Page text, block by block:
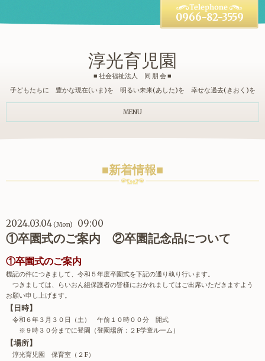
淳光育児園
■ 社会福祉法人 同 朋 会 ■
子どもたちに 豊かな現在(いま)を 明るい未来(あした)を 幸せな過去(きおく)を
0966-82-3559
MENU
■新着情報■
2024.03.04(Mon) 09:00
①卒園式のご案内 ②卒園記念品について
①卒園式のご案内
標記の件につきまして、令和５年度卒園式を下記の通り執り行います。
つきましては、らいおん組保護者の皆様におかれましてはご出席いただきますよう
お願い申し上げます。
【日時】
令和６年３月３０日（土） 午前１０時００分 開式
※９時３０分までに登園（登園場所：２F学童ルーム）
【場所】
淳光育児園 保育室（２ F）